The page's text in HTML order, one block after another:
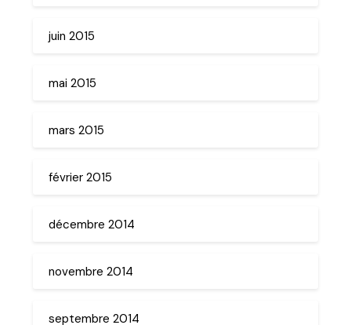
juin 2015
mai 2015
mars 2015
février 2015
décembre 2014
novembre 2014
septembre 2014